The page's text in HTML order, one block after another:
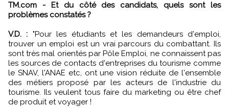
TM.com - Et du côté des candidats, quels sont les
problèmes constatés ?
V.D. : "Pour les étudiants et les demandeurs d'emploi,
trouver un emploi est un vrai parcours du combattant. Ils
sont très mal orientés par Pôle Emploi, ne connaissent pas
les sources de contacts d'entreprises du tourisme comme
le SNAV, l'ANAE etc, ont une vision réduite de l'ensemble
des métiers proposé par les acteurs de l'industrie du
tourisme. Ils veulent tous faire du marketing ou être chef
de produit et voyager !